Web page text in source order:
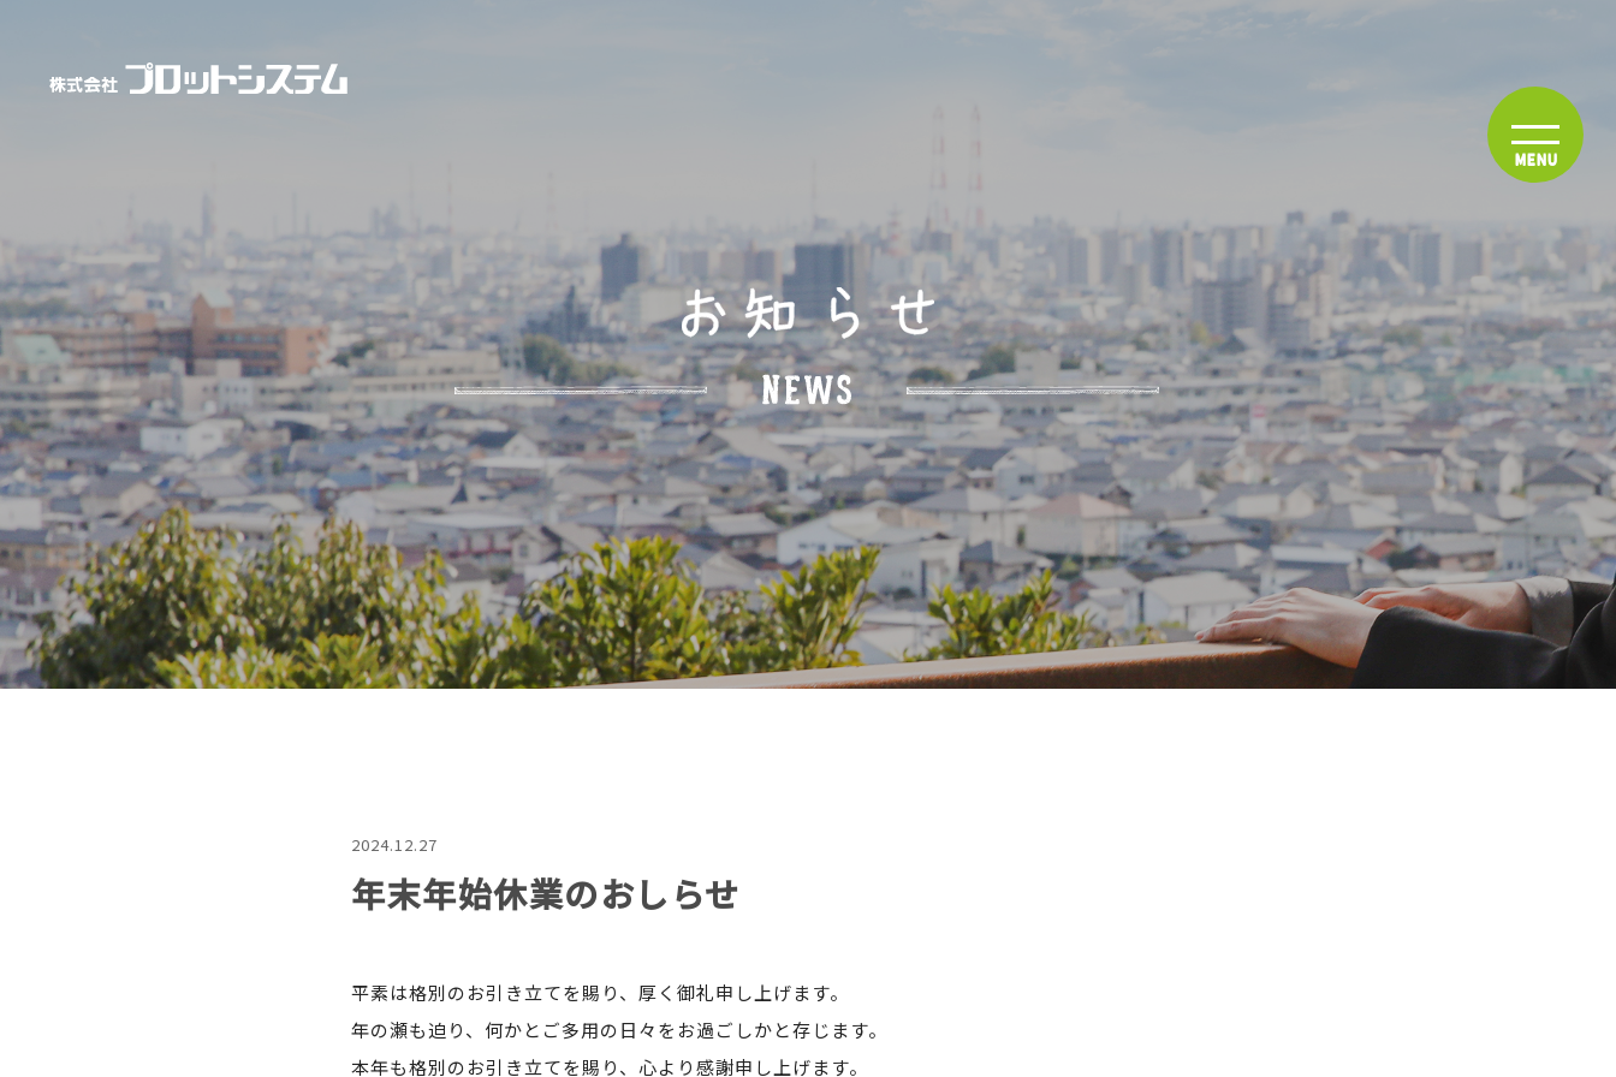
2024.12.27
年末年始休業のおしらせ
平素は格別のお引き立てを賜り、厚く御礼申し上げます。
年の瀬も迫り、何かとご多用の日々をお過ごしかと存じます。
本年も格別のお引き立てを賜り、心より感謝申し上げます。